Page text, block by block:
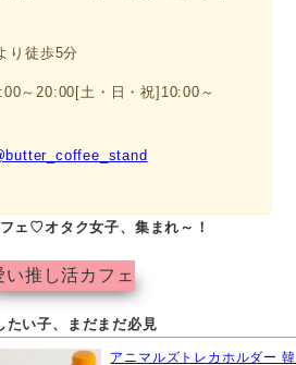
り徒歩5分
～20:00[土・日・祝]10:00～
ェ♡オタク女子、集まれ～！
い推し活カフェ
たい子、まだまだ必見
アニマルズトレカホルダー